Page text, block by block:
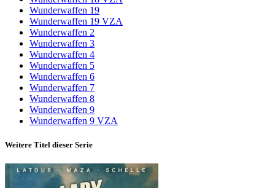
Wunderwaffen 19
Wunderwaffen 19 VZA
Wunderwaffen 2
Wunderwaffen 3
Wunderwaffen 4
Wunderwaffen 5
Wunderwaffen 6
Wunderwaffen 7
Wunderwaffen 8
Wunderwaffen 9
Wunderwaffen 9 VZA
Weitere Titel dieser Serie